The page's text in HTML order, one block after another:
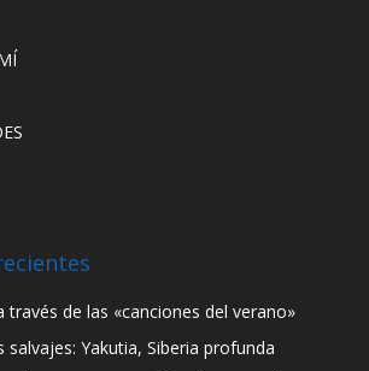
través de las «canciones del verano»
salvajes: Yakutia, Siberia profunda